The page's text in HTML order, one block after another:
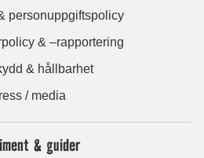
personuppgiftspolicy
& –rapportering
& hållbarhet
/ media
& guider